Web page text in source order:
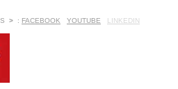
> : FACEBOOK YOUTUBE LINKEDIN